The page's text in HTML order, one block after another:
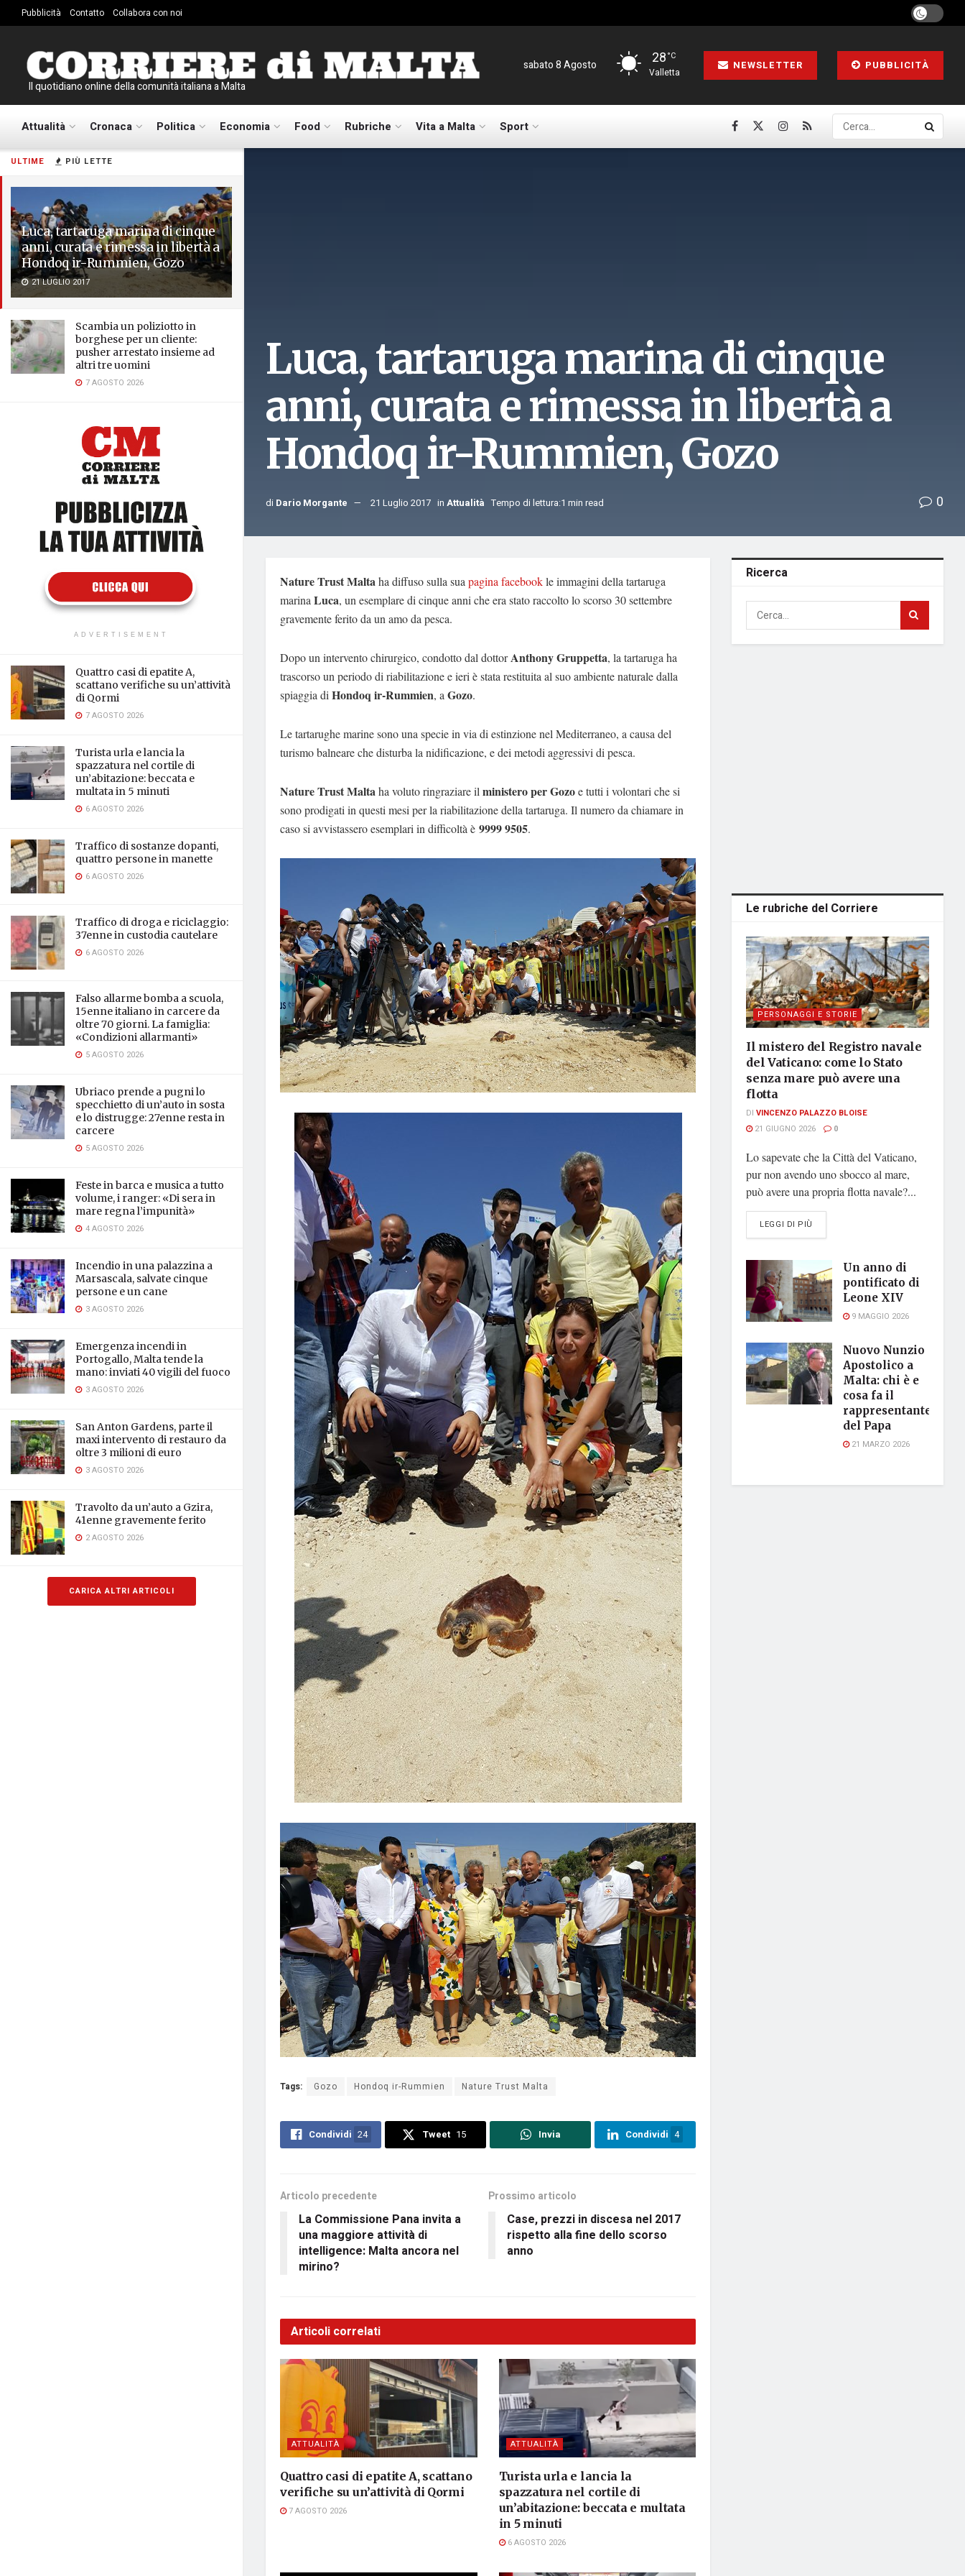
ULTIME PIÙ LETTE
Luca, tartaruga marina di cinque
anni, curata e rimessa in libertà a
Hondoq ir-Rummien, Gozo
21 LUGLIO 2017
Scambia un poliziotto in
borghese per un cliente:
pusher arrestato insieme ad
altri tre uomini
7 AGOSTO 2026
ADVERTISEMENT
Quattro casi di epatite A,
scattano verifiche su un’attività
di Qormi
7 AGOSTO 2026
Turista urla e lancia la
spazzatura nel cortile di
un’abitazione: beccata e
multata in 5 minuti
6 AGOSTO 2026
Traffico di sostanze dopanti,
quattro persone in manette
6 AGOSTO 2026
Traffico di droga e riciclaggio:
37enne in custodia cautelare
6 AGOSTO 2026
Falso allarme bomba a scuola,
15enne italiano in carcere da
oltre 70 giorni. La famiglia:
«Condizioni allarmanti»
5 AGOSTO 2026
Ubriaco prende a pugni lo
specchietto di un’auto in sosta
e lo distrugge: 27enne resta in
carcere
5 AGOSTO 2026
Feste in barca e musica a tutto
volume, i ranger: «Di sera in
mare regna l’impunità»
4 AGOSTO 2026
Incendio in una palazzina a
Marsascala, salvate cinque
persone e un cane
3 AGOSTO 2026
Emergenza incendi in
Portogallo, Malta tende la
mano: inviati 40 vigili del fuoco
3 AGOSTO 2026
San Anton Gardens, parte il
maxi intervento di restauro da
oltre 3 milioni di euro
3 AGOSTO 2026
Travolto da un’auto a Gzira,
41enne gravemente ferito
2 AGOSTO 2026
CARICA ALTRI ARTICOLI
Pubblicità Contatto Collabora con noi
Il quotidiano online della comunità italiana a Malta
sabato 8 Agosto 28°C
Valletta
NEWSLETTER PUBBLICITÀ
Attualità Cronaca Politica Economia Food Rubriche Vita a Malta Sport
Luca, tartaruga marina di cinque
anni, curata e rimessa in libertà a
Hondoq ir-Rummien, Gozo
di Dario Morgante 21 Luglio 2017 in Attualità Tempo di lettura:1 min read 0
Nature Trust Maltaha diffuso sulla sua pagina facebookle immagini della tartaruga
marina Luca, un esemplare di cinque anni che era stato raccolto lo scorso 30 settembre
gravemente ferito da un amo da pesca.
Dopo un intervento chirurgico, condotto dal dottorAnthony Gruppetta, la tartaruga ha
trascorso un periodo di riabilitazione e ieri è stata restituita al suo ambiente naturale dalla
spiaggia di Hondoq ir-Rummien, a Gozo.
Le tartarughe marine sono una specie in via di estinzione nel Mediterraneo, a causa del
turismo balneare che disturba la nidificazione, e dei metodi aggressivi di pesca.
Nature Trust Maltaha voluto ringraziare il ministero per Gozoe tutti i volontari che si
sono prodigati in questi mesi per la riabilitazione della tartaruga. Il numero da chiamare in
caso si avvistassero esemplari in difficoltà è 9999 9505.
Tags: Gozo Hondoq ir-Rummien Nature Trust Malta
Condividi 24 Tweet 15 Invia Condividi 4
Articolo precedente
La Commissione Pana invita a
una maggiore attività di
intelligence: Malta ancora nel
mirino?
Prossimo articolo
Case, prezzi in discesa nel 2017
rispetto alla fine dello scorso
anno
Articoli correlati
ATTUALITÀ
Quattro casi di epatite A, scattano
verifiche su un’attività di Qormi
7 AGOSTO 2026
ATTUALITÀ
Turista urla e lancia la
spazzatura nel cortile di
un’abitazione: beccata e multata
in 5 minuti
6 AGOSTO 2026
Ricerca
Le rubriche del Corriere
PERSONAGGI E STORIE
Il mistero del Registro navale
del Vaticano: come lo Stato
senza mare può avere una
flotta
DI VINCENZO PALAZZO BLOISE
21 GIUGNO 2026
0
Lo sapevate che la Città del Vaticano,
pur non avendo uno sbocco al mare,
può avere una propria flotta navale?...
LEGGI DI PIÙ
Un anno di
pontificato di
Leone XIV
9 MAGGIO 2026
Nuovo Nunzio
Apostolico a
Malta: chi è e
cosa fa il
rappresentante
del Papa
21 MARZO 2026